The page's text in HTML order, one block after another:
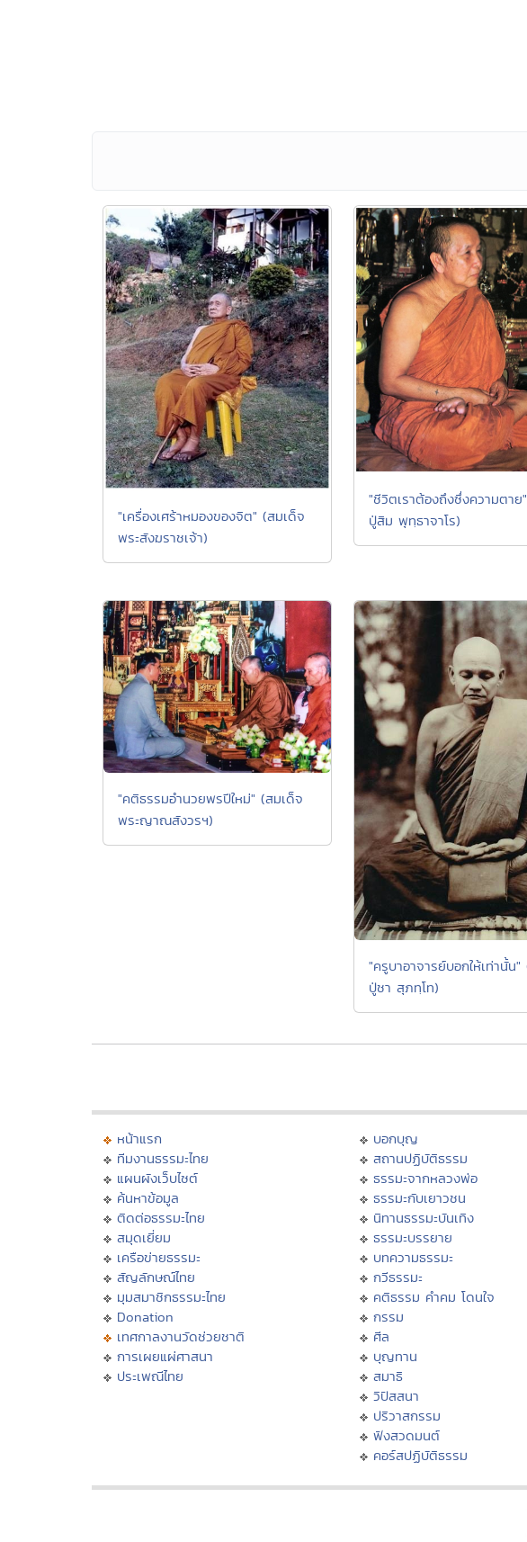
"เครื่องเศร้าหมองของจิต" (สมเด็จ
พระสังฆราชเจ้า)
"ชีวิตเราต้องถึงซึ่งความตา
ปู่สิม พุทฺธาจาโร)
"คติธรรมอำนวยพรปีใหม่" (สมเด็จ
พระญาณสังวรฯ)
"ครูบาอาจารย์บอกให้เท่านั้น
ปู่ชา สุภทฺโท)
หน้าแรก
ทีมงานธรรมะไทย
แผนผังเว็บไซต์
ค้นหาข้อมูล
ติดต่อธรรมะไทย
สมุดเยี่ยม
เครือข่ายธรรมะ
สัญลักษณ์ไทย
มุมสมาชิกธรรมะไทย
Donation
เทศกาลงานวัดช่วยชาติ
การเผยแผ่ศาสนา
ประเพณีไทย
บอกบุญ
สถานปฏิบัติธรรม
ธรรมะจากหลวงพ่อ
ธรรมะกับเยาวชน
นิทานธรรมะบันเทิง
ธรรมะบรรยาย
บทความธรรมะ
กวีธรรมะ
คติธรรม คำคม โดนใจ
กรรม
ศีล
บุญทาน
สมาธิ
วิปัสสนา
ปริวาสกรรม
ฟังสวดมนต์
คอร์สปฏิบัติธรรม